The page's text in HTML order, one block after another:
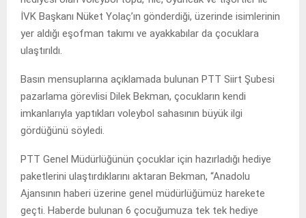
İVK Başkanı Nüket Yolaç’ın gönderdiği, üzerinde isimlerinin
yer aldığı eşofman takımı ve ayakkabılar da çocuklara
ulaştırıldı.
Basın mensuplarına açıklamada bulunan PTT Siirt Şubesi
pazarlama görevlisi Dilek Bekman, çocukların kendi
imkanlarıyla yaptıkları voleybol sahasının büyük ilgi
gördüğünü söyledi.
PTT Genel Müdürlüğünün çocuklar için hazırladığı hediye
paketlerini ulaştırdıklarını aktaran Bekman, “Anadolu
Ajansının haberi üzerine genel müdürlüğümüz harekete
geçti. Haberde bulunan 6 çocuğumuza tek tek hediye